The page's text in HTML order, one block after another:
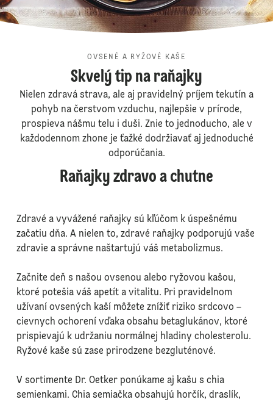
OVSENÉ A RYŽOVÉ KAŠE
Skvelý tip na raňajky
Nielen zdravá strava, ale aj pravidelný príjem tekutín a
pohyb na čerstvom vzduchu, najlepšie v prírode,
prospieva nášmu telu i duši. Znie to jednoducho, ale v
každodennom zhone je ťažké dodržiavať aj jednoduché
odporúčania.
Raňajky zdravo a chutne
Zdravé a vyvážené raňajky sú kľúčom k úspešnému
začatiu dňa. A nielen to, zdravé raňajky podporujú vaše
zdravie a správne naštartujú váš metabolizmus.
Začnite deň s našou ovsenou alebo ryžovou kašou,
ktoré potešia váš apetít a vitalitu. Pri pravidelnom
užívaní ovsených kaší môžete znížiť riziko srdcovo –
cievnych ochorení vďaka obsahu betaglukánov, ktoré
prispievajú k udržaniu normálnej hladiny cholesterolu.
Ryžové kaše sú zase prirodzene bezgluténové.
V sortimente Dr. Oetker ponúkame aj kašu s chia
semienkami. Chia semiačka obsahujú horčík, draslík,